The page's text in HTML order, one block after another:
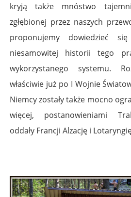
kryją także mnóstwo
zgłębionej przez naszych
proponujemy dowiedzieć się
niesamowitej historii tego
wykorzystanego systemu.
właściwie już po I Wojnie
Niemcy zostały także mocno
więcej, postanowieniami
oddały Francji Alzację i